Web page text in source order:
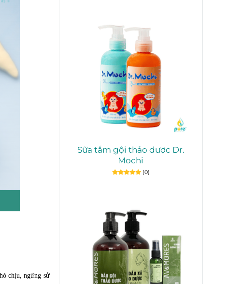
chịu, ngừng sử
Sữa tắm gội thảo dược Dr.
Mochi
(0)